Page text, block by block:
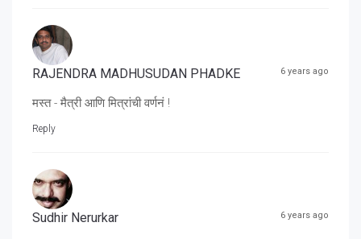
RAJENDRA MADHUSUDAN PHADKE 6 years ago
मस्त - मैत्री आणि मित्रांची वर्णनं !
Reply
Sudhir Nerurkar 6 years ago